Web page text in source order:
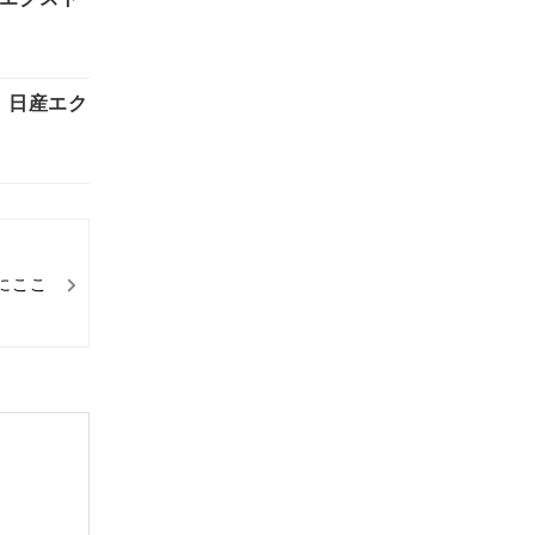
ここ
産エク